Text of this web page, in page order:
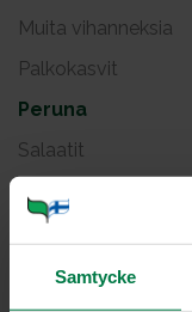
Samtycke
Muita vihanneksia
Palkokasvit
Peruna
Salaatit
Vihanneshedelmät
Viljellyt sienet